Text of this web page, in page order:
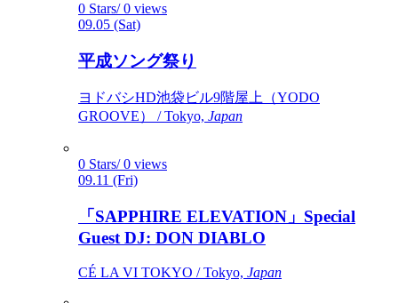
0 Stars/ 0 views
09.05 (Sat)
平成ソング祭り
ヨドバシHD池袋ビル9階屋上（YODO
GROOVE） / Tokyo, Japan
0 Stars/ 0 views
09.11 (Fri)
「SAPPHIRE ELEVATION」Special
Guest DJ: DON DIABLO
CÉ LA VI TOKYO / Tokyo, Japan